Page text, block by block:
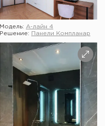
Модель: А-лайн 4
Решение:
Панели Компланар